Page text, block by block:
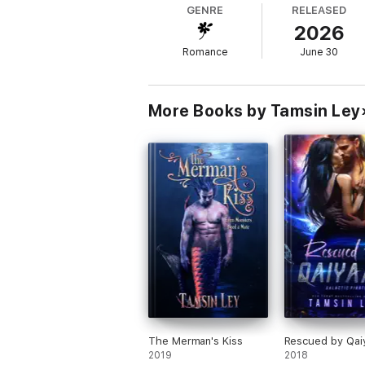
Terwijl hij Renee rondleidt, ontdekt hij dat
altijd heeft gekend achter zich te laten en
Lezersbelofte: spicy monster romance,
GENRE
Romance
RELEASED
2026
June 30
More Books by Tamsin Ley
The Merman's Kiss
2019
Rescued by
2018